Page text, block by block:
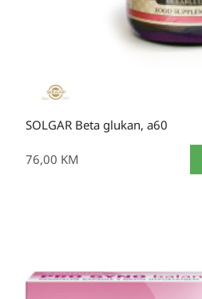
SOLGAR Beta glukan, a60
76,00 KM